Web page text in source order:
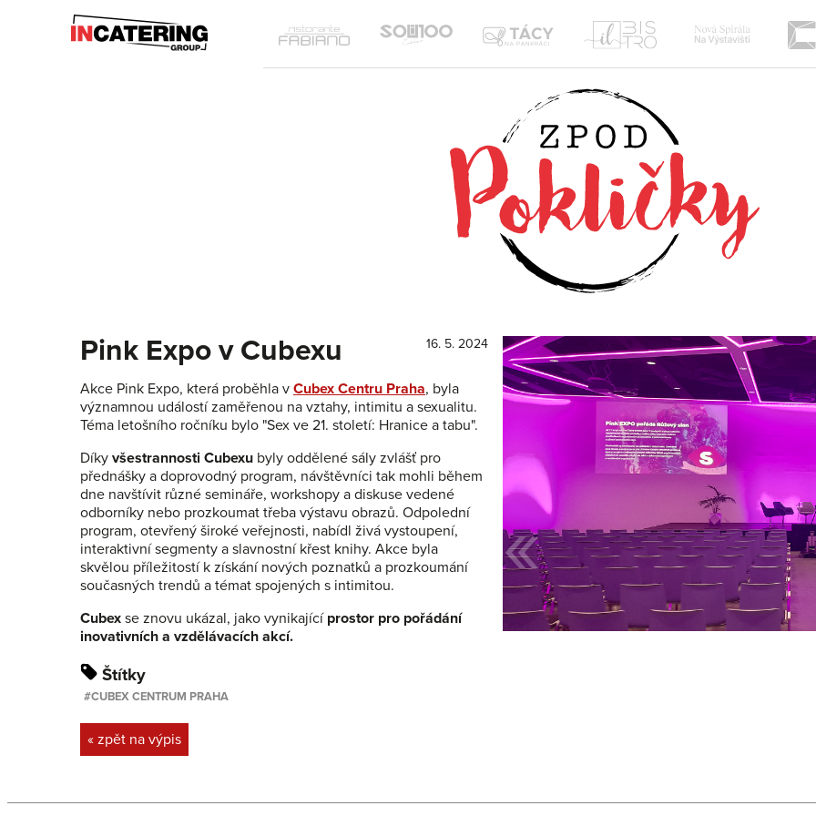
Catering
Ristorante
Sou100
Pankráci
Bistro
Nová
Spirála
Pink Expo v Cubexu 16. 5. 2024
Akce Pink Expo, která proběhla v Cubex Centru Praha, byla
významnou událostí zaměřenou na vztahy, intimitu a sexualitu.
Téma letošního ročníku bylo "Sex ve 21. století: Hranice a tabu".
Díky všestrannosti Cubexu byly oddělené sály zvlášť pro
přednášky a doprovodný program, návštěvníci tak mohli během
dne navštívit různé semináře, workshopy a diskuse vedené
odborníky nebo prozkoumat třeba výstavu obrazů. Odpolední
program, otevřený široké veřejnosti, nabídl živá vystoupení,
interaktivní segmenty a slavnostní křest knihy. Akce byla
skvělou příležitostí k získání nových poznatků a prozkoumání
současných trendů a témat spojených s intimitou.
Cubex se znovu ukázal, jako vynikajícíprostor pro pořádání
inovativních a vzdělávacích akcí.
Štítky
CUBEX CENTRUM PRAHA
« zpět na výpis
«